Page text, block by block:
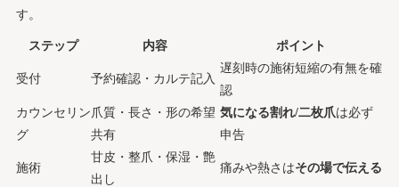
す。
ステップ 内容 ポイント
受付 予約確認・カルテ記入
遅刻時の施術短縮の有無を確
認
カウンセリン
グ
爪質・長さ・形の希望
共有
気になる割れ/二枚爪は必ず
申告
施術
甘皮・整爪・保湿・艶
出し
痛みや熱さはその場で伝える